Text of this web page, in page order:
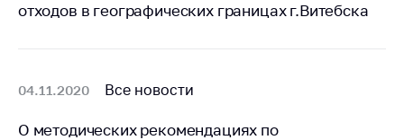
линия
отходов в географических границах г.Витебска
04.11.2020 Все новости
О методических рекомендациях по